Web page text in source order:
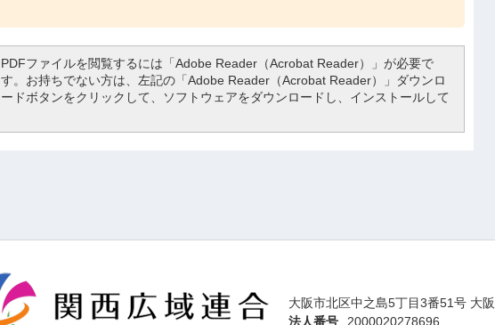
PDFファイルを閲覧するには「Adobe Reader（Acrobat Reader）」が必要で
す。お持ちでない方は、左記の「Adobe Reader（Acrobat Reader）」ダウンロ
ードボタンをクリックして、ソフトウェアをダウンロードし、インストールして
大阪市北区中之島5丁目3番51号 大
法人番号
2000020278696